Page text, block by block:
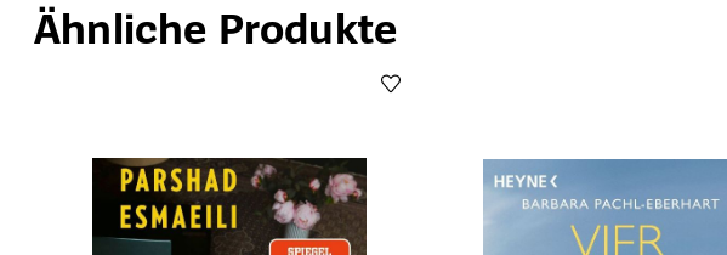
Produktgalerie überspringen
Ähnliche Produkte